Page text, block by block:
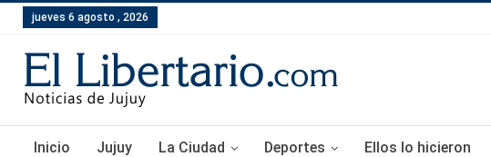
jueves 6 agosto , 2026
Inicio Jujuy La Ciudad Deportes Ellos lo hicieron